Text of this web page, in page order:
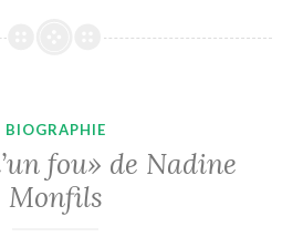
BIOGRAPHIE
fou» de Nadine
Monfils